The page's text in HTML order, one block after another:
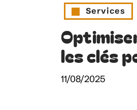
Services
les clés
11/08/2025